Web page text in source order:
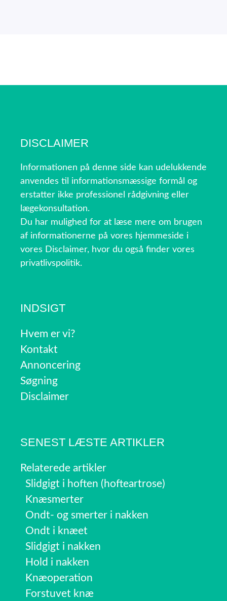
DISCLAIMER
Informationen på denne side kan udelukkende
anvendes til informationsmæssige formål og
erstatter ikke professionel rådgivning eller
lægekonsultation.
Du har mulighed for at læse mere om brugen
af informationerne på vores hjemmeside i
vores Disclaimer, hvor du også finder vores
privatlivspolitik.
INDSIGT
Hvem er vi?
Kontakt
Annoncering
Søgning
Disclaimer
SENEST LÆSTE ARTIKLER
Relaterede artikler
Slidgigt i hoften (hofteartrose)
Knæsmerter
Ondt- og smerter i nakken
Ondt i knæet
Slidgigt i nakken
Hold i nakken
Knæoperation
Forstuvet knæ